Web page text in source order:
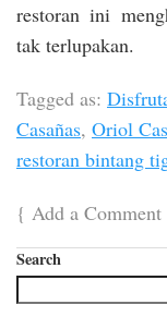
restoran ini
tak terlupakan.
Tagged as:
Casañas, Oriol
restoran bintang
{ Add a Comment
Search